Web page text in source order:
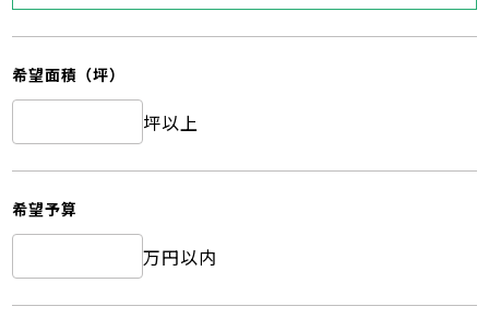
希望面積（坪）
坪以上
希望予算
万円以内